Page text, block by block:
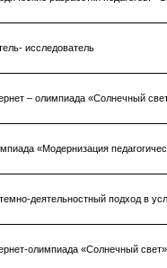
исследователь
– олимпиада «Солнечный
«Модернизация
деятельностный подход в
олимпиада «Солнечный